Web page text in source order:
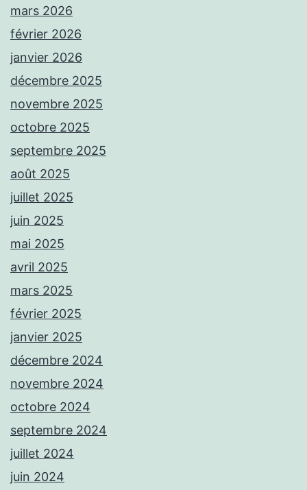
mars 2026
février 2026
janvier 2026
décembre 2025
novembre 2025
octobre 2025
septembre 2025
août 2025
juillet 2025
juin 2025
mai 2025
avril 2025
mars 2025
février 2025
janvier 2025
décembre 2024
novembre 2024
octobre 2024
septembre 2024
juillet 2024
juin 2024